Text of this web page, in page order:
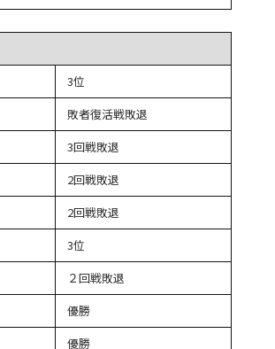
3位
敗者復活戦敗退
3回戦敗退
2回戦敗退
2回戦敗退
3位
２回戦敗退
優勝
優勝